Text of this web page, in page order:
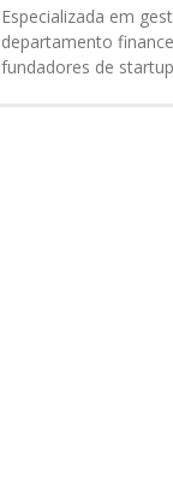
Especializada em
departamento
fundadores de